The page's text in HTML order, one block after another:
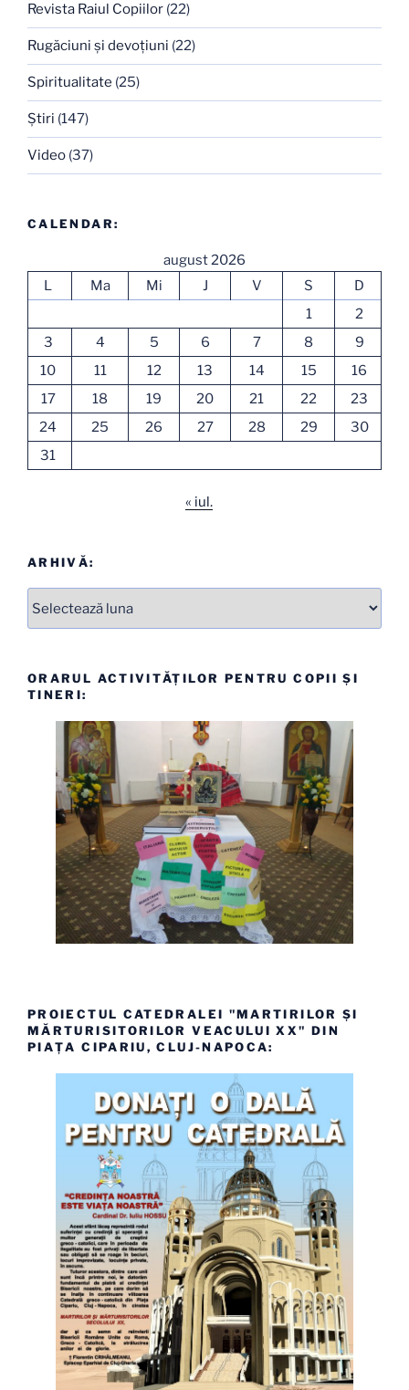
Revista Raiul Copiilor (22)
Rugăciuni şi devoţiuni (22)
Spiritualitate (25)
Ştiri (147)
Video (37)
CALENDAR:
august 2026
L
Ma Mi J V S
D
1
2
3
4 5 6 7 8
9
10
11 12 13 14 15
16
17
18 19 20 21 22
23
24
25 26 27 28 29
30
31
« iul.
ARHIVĂ:
ORARUL ACTIVITĂȚILOR PENTRU COPII ȘI
TINERI:
PROIECTUL CATEDRALEI "MARTIRILOR ȘI
MĂRTURISITORILOR VEACULUI XX" DIN
PIAȚA CIPARIU, CLUJ-NAPOCA: